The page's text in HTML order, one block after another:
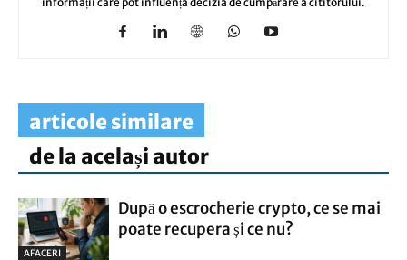
articole similare
de la același autor
AFACERI
După o escrocherie crypto, ce se mai
poate recupera și ce nu?